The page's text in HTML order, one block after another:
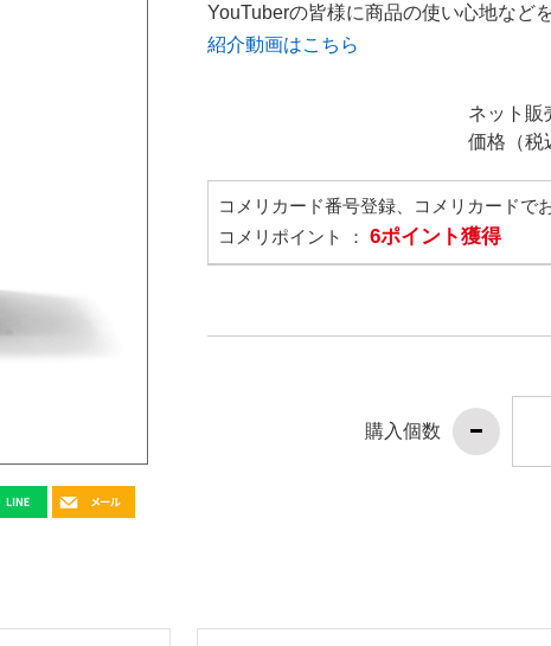
YouTuberの皆様に商品の使い心地など
紹介動画はこちら
ネット販
価格（税
コメリカード番号登録、コメリカードで
コメリポイント ： 6ポイント獲得
購入個数